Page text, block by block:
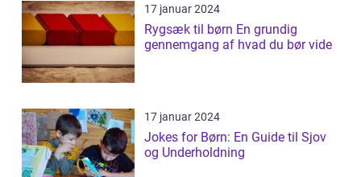
17 januar 2024
Rygsæk til børn En grundig
gennemgang af hvad du bør vide
17 januar 2024
Jokes for Børn: En Guide til Sjov
og Underholdning